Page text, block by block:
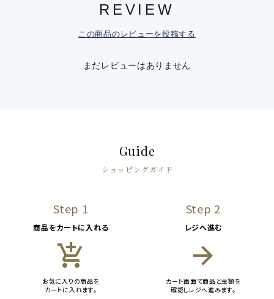
REVIEW
この商品のレビューを投稿する
まだレビューはありません
Guide
ショッピングガイド
Step 1
商品をカートに入れる
add_shopping_cart
お気に入りの商品を
カートに入れます。
Step 2
レジへ進む
arrow_forward
カート画面で商品と金額を
確認しレジへ進みます。